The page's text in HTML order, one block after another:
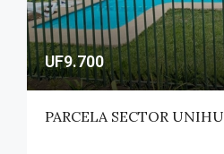
UF9.700